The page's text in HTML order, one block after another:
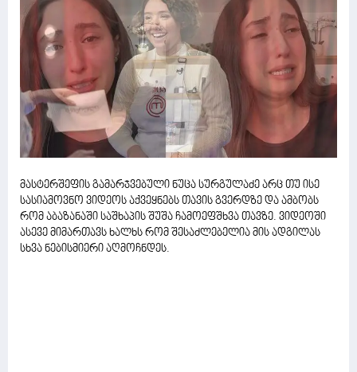
მასტერშეფის გამარჯვებული ნუცა სურგულაძე არც თუ ისე
სასიამოვნო ვიდეოს აქვეყნებს თავის გვერდზე და ამბობს
რომ აბაზანაში საშხაპის შუშა ჩამოეფშხვა თავზე. ვიდეოში
ასევე მიმართავს ხალხს რომ შესაძლებელია მის ადგილას
სხვა ნებისმიერი აღმოჩნდეს.